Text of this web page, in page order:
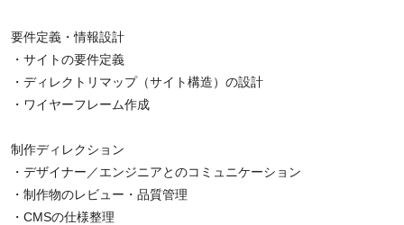
要件定義・情報設計
・サイトの要件定義
・ディレクトリマップ（サイト構造）の設計
・ワイヤーフレーム作成
制作ディレクション
・デザイナー／エンジニアとのコミュニケーション
・制作物のレビュー・品質管理
・CMSの仕様整理